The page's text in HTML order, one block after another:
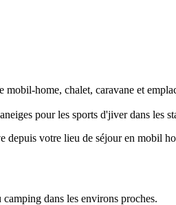
home, chalet, caravane et
pour les sports d'jiver dans les
votre lieu de séjour en mobil
dans les environs proches.